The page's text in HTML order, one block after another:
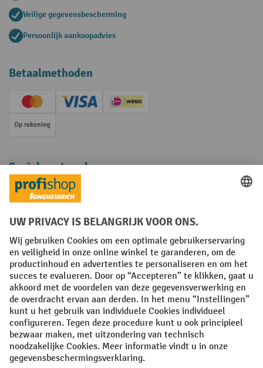
Veilige gegevensbescherming
Persoonlijk aankoopadvies
Betaalmethoden
Creditcard (Master)Creditcard (Visa)iDEAL | Wero
Op rekening
Sociale netwerken
Facebook
YouTube
LinkedInInstagram
Algemene leveringsvoorwaarden Copyright
Privacyverklaring Privacy Instellingen
All prices excl. VAT plusshipping costs and possible delivery charges,
if not stated otherwise.
¹ De korting is geldig zolang de voorraad strekt. De korting is niet van
toepassing op speciale prijzen. Een combinatie met andere
procentuele kortingen of vouchers is niet mogelijk. | ² De korting